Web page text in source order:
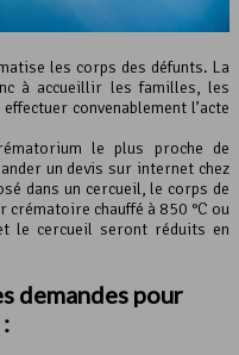
les corps des défunts. La
à accueillir les familles, les
convenablement l’acte
le plus proche de
un devis sur internet chez
dans un cercueil, le corps de
crématoire chauffé à 850 °C ou
le cercueil seront réduits en
demandes pour